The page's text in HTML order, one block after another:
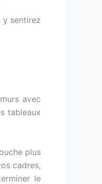
y sentirez
avec
tableaux
plus
cadres,
le